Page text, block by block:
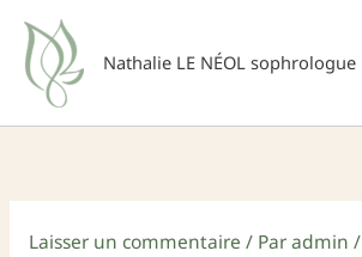
Aller
contenu
Nathalie LE NÉOL sophrologue
Laisser un commentaire / Paradmin /